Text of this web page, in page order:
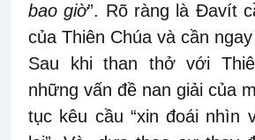
bao giờ”. Rõ ràng là Đavít
của Thiên Chúa và cần
Sau khi than thở với
những vấn đề nan giải của
tục kêu cầu “xin đoái nhìn